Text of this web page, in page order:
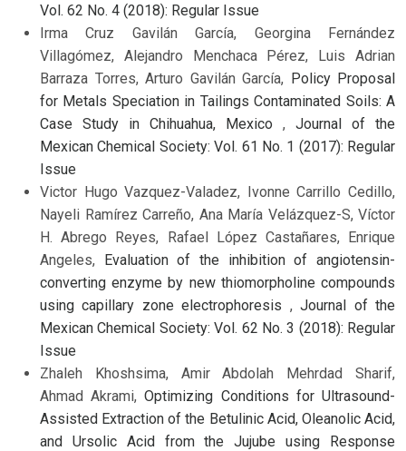
Vol. 62 No. 4 (2018): Regular Issue
Irma Cruz Gavilán García, Georgina Fernández
Villagómez, Alejandro Menchaca Pérez, Luis Adrian
Barraza Torres, Arturo Gavilán García, Policy Proposal
for Metals Speciation in Tailings Contaminated Soils: A
Case Study in Chihuahua, Mexico , Journal of the
Mexican Chemical Society: Vol. 61 No. 1 (2017): Regular
Issue
Victor Hugo Vazquez-Valadez, Ivonne Carrillo Cedillo,
Nayeli Ramírez Carreño, Ana María Velázquez-S, Víctor
H. Abrego Reyes, Rafael López Castañares, Enrique
Angeles, Evaluation of the inhibition of angiotensin-
converting enzyme by new thiomorpholine compounds
using capillary zone electrophoresis ,Journal of the
Mexican Chemical Society: Vol. 62 No. 3 (2018): Regular
Issue
Zhaleh Khoshsima, Amir Abdolah Mehrdad Sharif,
Ahmad Akrami,Optimizing Conditions for Ultrasound-
Assisted Extraction of the Betulinic Acid, Oleanolic Acid,
and Ursolic Acid from the Jujube using Response